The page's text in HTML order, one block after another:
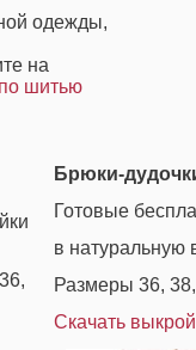
одежды,
на
шитью
Брюки-
Готовые
в натуральную
Размеры 36,
Скачать